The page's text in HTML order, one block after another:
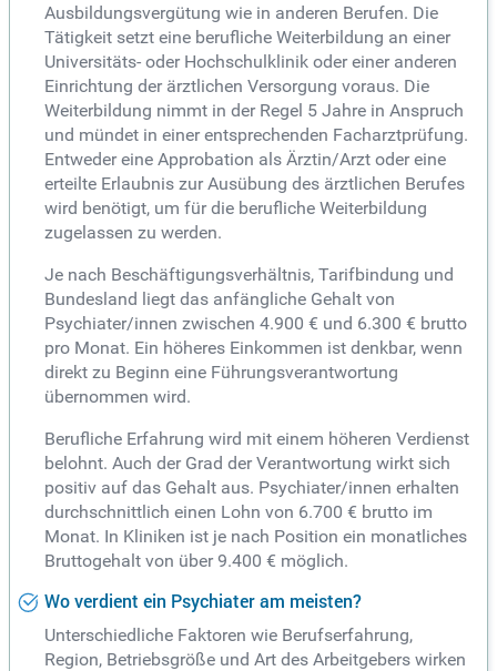
Ausbildungsvergütung wie in anderen Berufen. Die
Tätigkeit setzt eine berufliche Weiterbildung an einer
Universitäts- oder Hochschulklinik oder einer anderen
Einrichtung der ärztlichen Versorgung voraus. Die
Weiterbildung nimmt in der Regel 5 Jahre in Anspruch
und mündet in einer entsprechenden Facharztprüfung.
Entweder eine Approbation als Ärztin/Arzt oder eine
erteilte Erlaubnis zur Ausübung des ärztlichen Berufes
wird benötigt, um für die berufliche Weiterbildung
zugelassen zu werden.
Je nach Beschäftigungsverhältnis, Tarifbindung und
Bundesland liegt das anfängliche Gehalt von
Psychiater/innen zwischen 4.900 € und 6.300 € brutto
pro Monat. Ein höheres Einkommen ist denkbar, wenn
direkt zu Beginn eine Führungsverantwortung
übernommen wird.
Berufliche Erfahrung wird mit einem höheren Verdienst
belohnt. Auch der Grad der Verantwortung wirkt sich
positiv auf das Gehalt aus. Psychiater/innen erhalten
durchschnittlich einen Lohn von 6.700 € brutto im
Monat. In Kliniken ist je nach Position ein monatliches
Bruttogehalt von über 9.400 € möglich.
Wo verdient ein Psychiater am meisten?
Unterschiedliche Faktoren wie Berufserfahrung,
Region, Betriebsgröße und Art des Arbeitgebers wirken